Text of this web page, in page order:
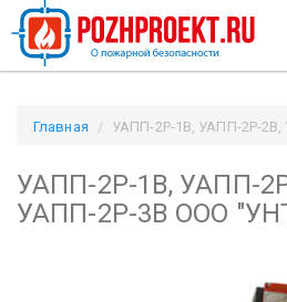
Главная
УАПП-2Р-1В, УАПП-2Р-
УАПП-2Р-1В, УАПП-
УАПП-2Р-3В ООО